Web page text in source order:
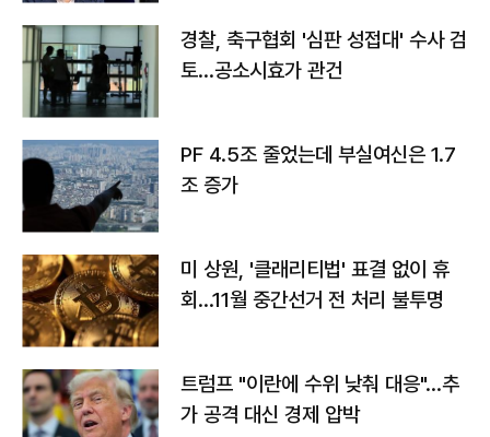
경찰, 축구협회 '심판 성접대' 수사 검
토…공소시효가 관건
PF 4.5조 줄었는데 부실여신은 1.7
조 증가
미 상원, '클래리티법' 표결 없이 휴
회…11월 중간선거 전 처리 불투명
트럼프 "이란에 수위 낮춰 대응"…추
가 공격 대신 경제 압박